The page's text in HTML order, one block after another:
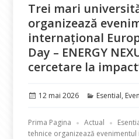
Trei mari
organizează
internațional
Day – ENERGY
cercetare la
Publicat
12 mai 2026 Categorii
Esential,
Prima Pagina Actual
tehnice organizează